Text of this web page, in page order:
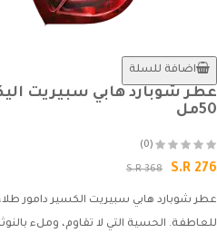
اضافة للسلة
عطر شوبارد هابي سبيريت
50مل
(0)
S.R 276
S.R 368
عطر شوبارد هابي سبيريت الكسير دامور
للعاطفة. الحسية التي لا تقاوم، وملء